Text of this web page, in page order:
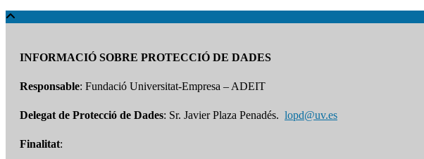
INFORMACIÓ SOBRE PROTECCIÓ DE DADES
Responsable: Fundació Universitat-Empresa – ADEIT
Delegat de Protecció de Dades: Sr. Javier Plaza Penadés. lopd@uv.es
Finalitat: